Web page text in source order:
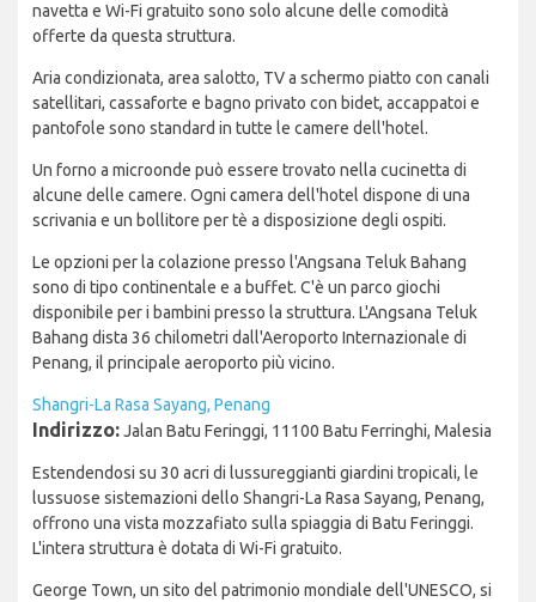
navetta e Wi-Fi gratuito sono solo alcune delle comodità
offerte da questa struttura.
Aria condizionata, area salotto, TV a schermo piatto con canali
satellitari, cassaforte e bagno privato con bidet, accappatoi e
pantofole sono standard in tutte le camere dell'hotel.
Un forno a microonde può essere trovato nella cucinetta di
alcune delle camere. Ogni camera dell'hotel dispone di una
scrivania e un bollitore per tè a disposizione degli ospiti.
Le opzioni per la colazione presso l'Angsana Teluk Bahang
sono di tipo continentale e a buffet. C'è un parco giochi
disponibile per i bambini presso la struttura. L'Angsana Teluk
Bahang dista 36 chilometri dall'Aeroporto Internazionale di
Penang, il principale aeroporto più vicino.
Shangri-La Rasa Sayang, Penang
Indirizzo:Jalan Batu Feringgi, 11100 Batu Ferringhi, Malesia
Estendendosi su 30 acri di lussureggianti giardini tropicali, le
lussuose sistemazioni dello Shangri-La Rasa Sayang, Penang,
offrono una vista mozzafiato sulla spiaggia di Batu Feringgi.
L'intera struttura è dotata di Wi-Fi gratuito.
George Town, un sito del patrimonio mondiale dell'UNESCO, si